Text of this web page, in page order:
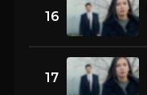
16
17